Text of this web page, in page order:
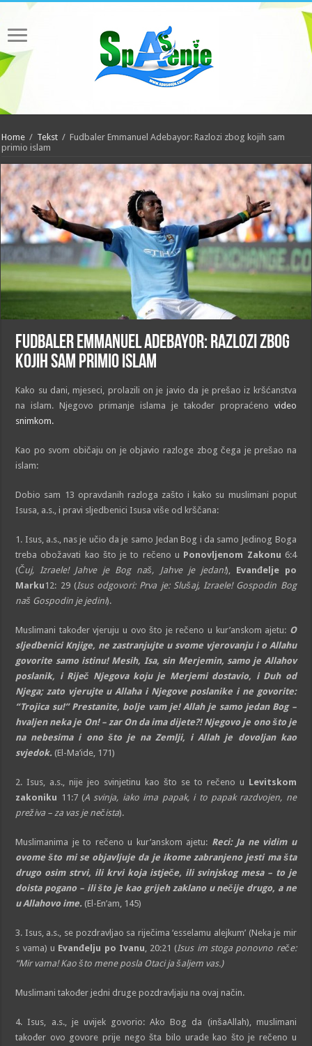
Home / Tekst / Fudbaler Emmanuel Adebayor: Razlozi zbog kojih sam
primio islam
Fudbaler Emmanuel Adebayor: Razlozi zbog
kojih sam primio islam
Kako su dani, mjeseci, prolazili on je javio da je prešao iz kršćanstva
na islam. Njegovo primanje islama je također propraćeno video
snimkom.
Kao po svom običaju on je objavio razloge zbog čega je prešao na
islam:
Dobio sam 13 opravdanih razloga zašto i kako su muslimani poput
Isusa, a.s., i pravi sljedbenici Isusa više od krščana:
1. Isus, a.s., nas je učio da je samo Jedan Bog i da samo Jedinog Boga
treba obožavati kao što je to rečeno u Ponovljenom Zakonu 6:4
(Čuj, Izraele! Jahve je Bog naš, Jahve je jedan!), Evanđelje po
Marku 12: 29 (Isus odgovori: Prva je: Slušaj, Izraele! Gospodin Bog
naš Gospodin je jedini).
Muslimani također vjeruju u ovo što je rečeno u kur’anskom ajetu: O
sljedbenici Knjige, ne zastranjujte u svome vjerovanju i o Allahu
govorite samo istinu! Mesih, Isa, sin Merjemin, samo je Allahov
poslanik, i Riječ Njegova koju je Merjemi dostavio, i Duh od
Njega; zato vjerujte u Allaha i Njegove poslanike i ne govorite:
“Trojica su!” Prestanite, bolje vam je! Allah je samo jedan Bog –
hvaljen neka je On! – zar On da ima dijete?! Njegovo je ono što je
na nebesima i ono što je na Zemlji, i Allah je dovoljan kao
svjedok. (El-Ma’ide, 171)
2. Isus, a.s., nije jeo svinjetinu kao što se to rečeno u Levitskom
zakoniku 11:7 (A svinja, iako ima papak, i to papak razdvojen, ne
preživa – za vas je nečista).
Muslimanima je to rečeno u kur’anskom ajetu: Reci: Ja ne vidim u
ovome što mi se objavljuje da je ikome zabranjeno jesti ma šta
drugo osim strvi, ili krvi koja istječe, ili svinjskog mesa – to je
doista pogano – ili što je kao grijeh zaklano u nečije drugo, a ne
u Allahovo ime. (El-En’am, 145)
3. Isus, a.s., se pozdravljao sa riječima ‘esselamu alejkum’ (Neka je mir
s vama) u Evanđelju po Ivanu , 20:21 (Isus im stoga ponovno reče:
“Mir vama! Kao što mene posla Otaci ja šaljem vas.)
Muslimani također jedni druge pozdravljaju na ovaj način.
4. Isus, a.s., je uvijek govorio: Ako Bog da (inšaAllah), muslimani
također ovo govore prije nego šta bilo urade kao što je rečeno u